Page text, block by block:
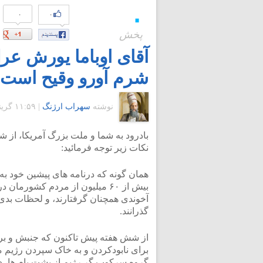
۰
پخش
۰ ۰
آقای اوباما یورش
شرم آورو وقیح است
نوشته سهراب ارژنگ ۱۱:۵۹ گرينويچ - پنجشنبه ۸ مرداد ۱۳۸۸
بادرود به شما و ملت بزرگ آمریکا،
نکات زیر توجه فرمائید:
همان گونه که درنامه های پیشین خود به
بیش از ۶۰ میلیون از مردم
آخوندی همچنان گرفتارند، و لحظات
گذرانند.
از شش هفته پیش تاکنون که جنبش و
برای نابودکردن و به خاک سپردن رژیم